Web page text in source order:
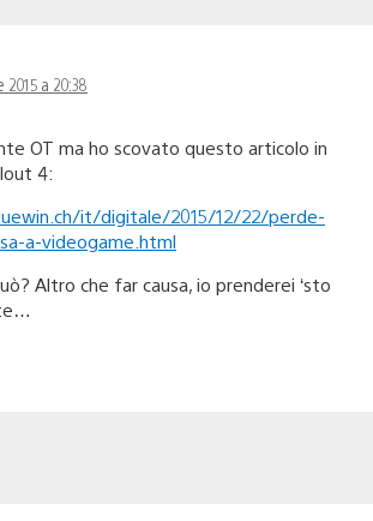
2015 a 20:38
OT ma ho scovato questo articolo in
4:
it/digitale/2015/12/22/perde-
a-videogame.html
Altro che far causa, io prenderei ‘sto